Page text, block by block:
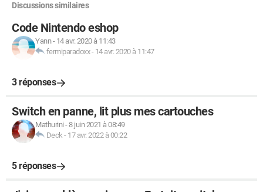
Discussions similaires
Code Nintendo eshop
Yann- 14 avr. 2020 à 11:43
fermiparadoxx- 14 avr. 2020 à 11:47
3 réponses
Switch en panne, lit plus mes cartouches
Mathurini -8 juin 2021 à 08:49
Deck - 17 avr. 2022 à 00:22
5 réponses